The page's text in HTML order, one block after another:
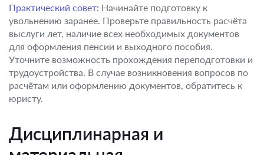
Практический совет: Начинайте подготовку к
увольнению заранее. Проверьте правильность расчёта
выслуги лет, наличие всех необходимых документов
для оформления пенсии и выходного пособия.
Уточните возможность прохождения переподготовки и
трудоустройства. В случае возникновения вопросов по
расчётам или оформлению документов, обратитесь к
юристу.
Дисциплинарная и